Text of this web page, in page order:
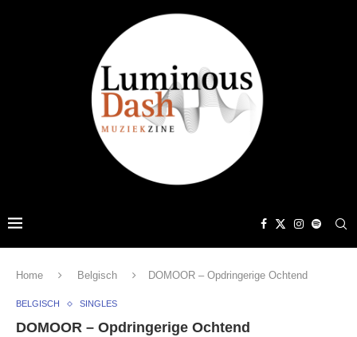
Home Belgisch DOMOOR – Opdringerige Ochtend
BELGISCH SINGLES
DOMOOR – Opdringerige Ochtend